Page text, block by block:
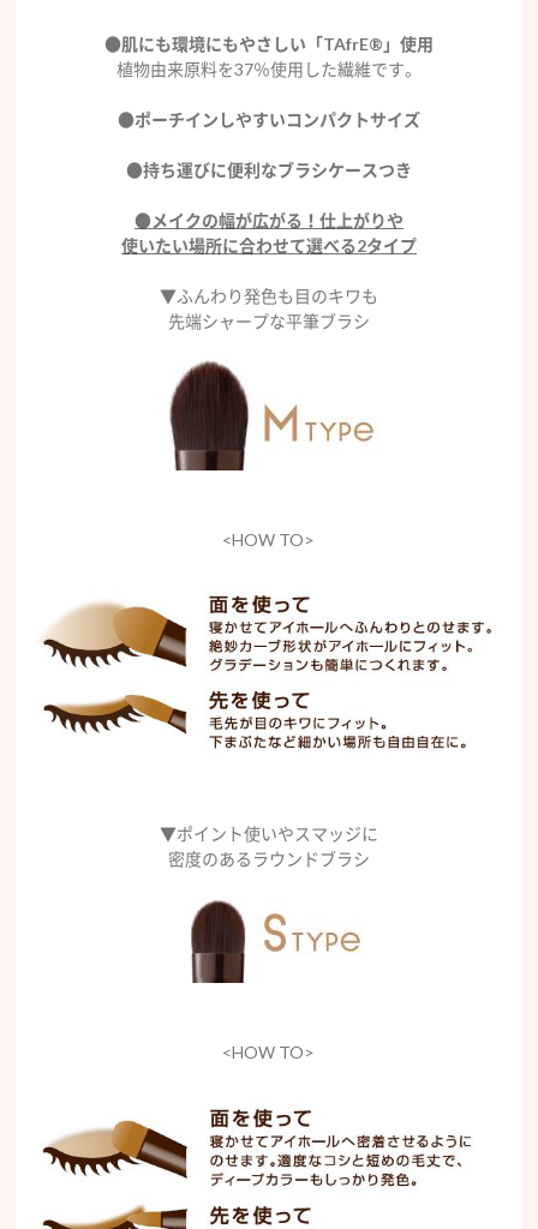
●肌にも環境にもやさしい「TAfrE®」使用
植物由来原料を37％使用した繊維です。
●ポーチインしやすいコンパクトサイズ
●持ち運びに便利なブラシケースつき
●メイクの幅が広がる！仕上がりや
使いたい場所に合わせて選べる2タイプ
▼ふんわり発色も目のキワも
先端シャープな平筆ブラシ
<HOW TO>
▼ポイント使いやスマッジに
密度のあるラウンドブラシ
<HOW TO>